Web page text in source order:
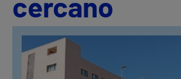
cercano